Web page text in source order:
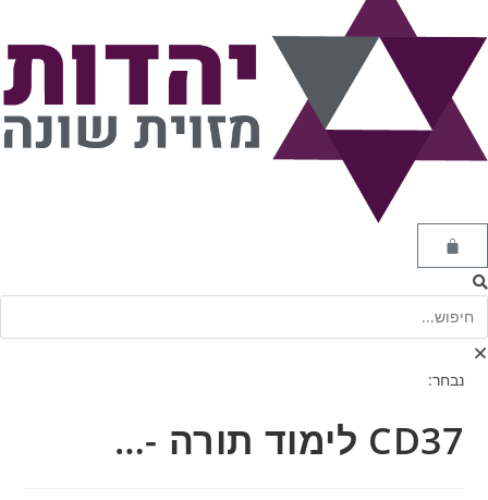
נבחר:
CD37 לימוד תורה -…